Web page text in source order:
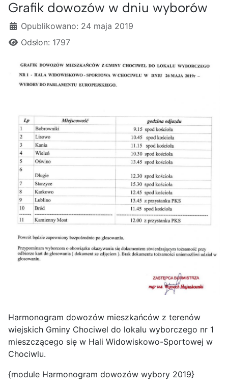
Grafik dowozów w dniu wyborów
Szczegóły
Opublikowano: 24 maja 2019
Odsłon: 1797
Harmonogram dowozów mieszkańców z terenów
wiejskich Gminy Chociwel do lokalu wyborczego nr 1
mieszczącego się w Hali Widowiskowo-Sportowej w
Chociwlu.
{module Harmonogram dowozów wybory 2019}